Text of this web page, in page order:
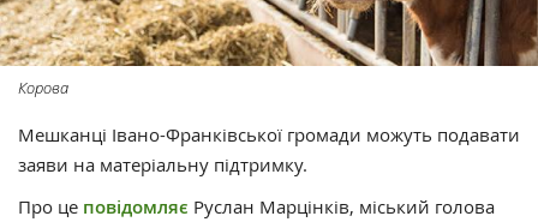
Корова
Мешканці Івано-Франківської громади можуть подавати
заяви на матеріальну підтримку.
Про це повідомляє Руслан Марцінків, міський голова